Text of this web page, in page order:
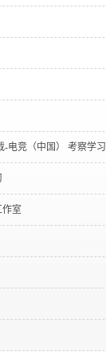
-电竞（中国） 考察学习
作室